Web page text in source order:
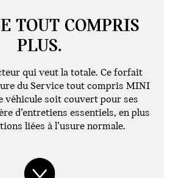
TOUT COMPRIS
PLUS.
qui veut la totale. Ce forfait
du Service tout compris MINI
véhicule soit couvert pour ses
d’entretiens essentiels, en plus
liées à l’usure normale.